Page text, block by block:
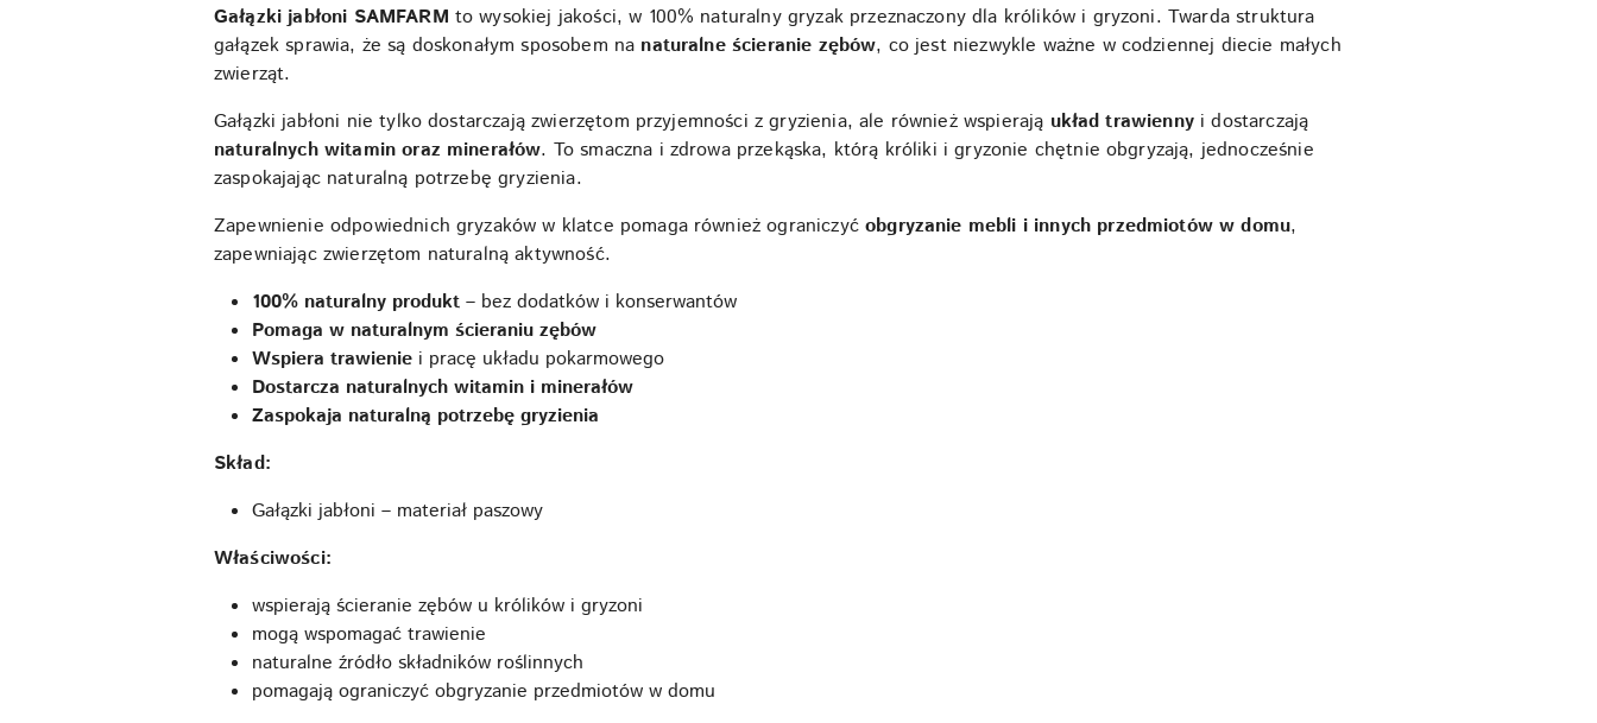
Gałązki jabłoni SAMFARM to wysokiej jakości, w 100% naturalny gryzak przeznaczony dla królików i gryzoni. Twarda struktura
gałązek sprawia, że są doskonałym sposobem na naturalne ścieranie zębów, co jest niezwykle ważne w codziennej diecie małych
zwierząt.
Gałązki jabłoni nie tylko dostarczają zwierzętom przyjemności z gryzienia, ale również wspierają układ trawiennyi dostarczają
naturalnych witamin oraz minerałów. To smaczna i zdrowa przekąska, którą króliki i gryzonie chętnie obgryzają, jednocześnie
zaspokajając naturalną potrzebę gryzienia.
Zapewnienie odpowiednich gryzaków w klatce pomaga również ograniczyćobgryzanie mebli i innych przedmiotów w domu,
zapewniając zwierzętom naturalną aktywność.
100% naturalny produkt – bez dodatków i konserwantów
Pomaga w naturalnym ścieraniu zębów
Wspiera trawienie i pracę układu pokarmowego
Dostarcza naturalnych witamin i minerałów
Zaspokaja naturalną potrzebę gryzienia
Skład:
Gałązki jabłoni – materiał paszowy
Właściwości:
wspierają ścieranie zębów u królików i gryzoni
mogą wspomagać trawienie
naturalne źródło składników roślinnych
pomagają ograniczyć obgryzanie przedmiotów w domu